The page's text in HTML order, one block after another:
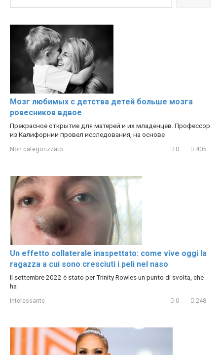
Мозг любимых с детства детей больше мозга
ровесников вдвое
Прекрасное открытие для матерей и их младенцев. Профессор
из Калифорнии провел исследования, на основе
Non categorizzato 0 405
Un effetto collaterale inaspettato: come vive oggi la
ragazza a cui sono cresciuti i peli nel naso
Il settembre 2022 è stato per Trinity Rowles un punto di svolta, che
ha
Interessante 0 248